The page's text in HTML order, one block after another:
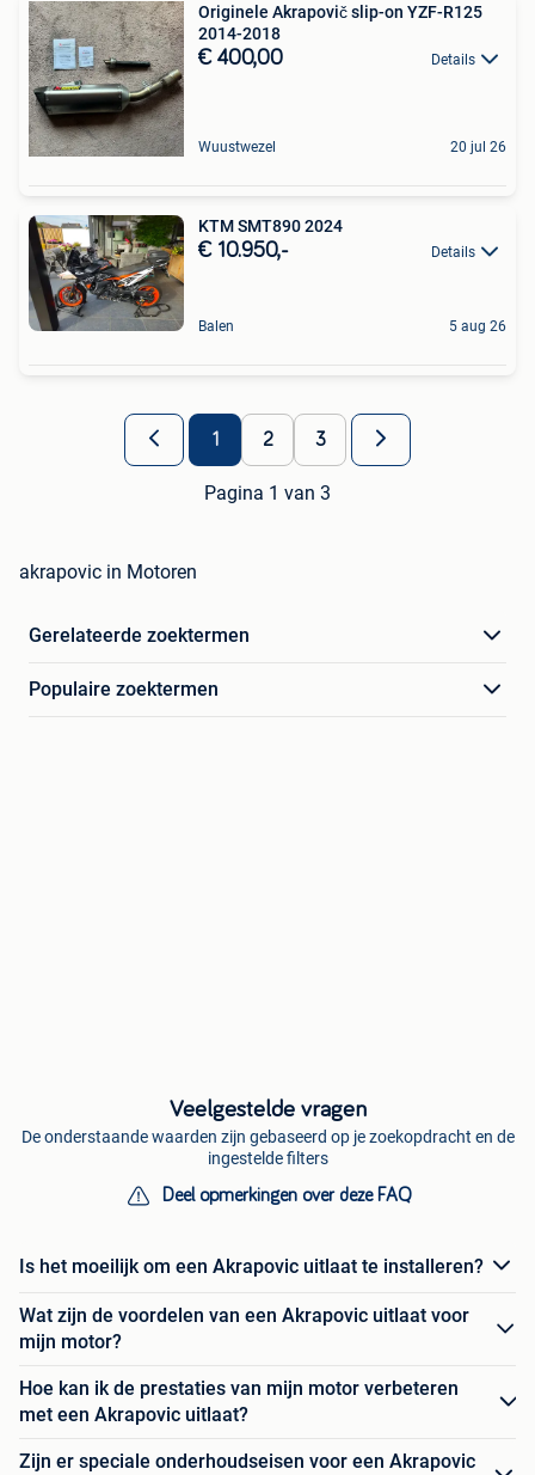
Originele Akrapovič slip-on YZF-R125
2014-2018
€ 400,00 Details
Wuustwezel 20 jul 26
KTM SMT890 2024
€ 10.950,- Details
Balen 5 aug 26
1 2 3
Pagina 1 van 3
akrapovic in Motoren
Gerelateerde zoektermen
Populaire zoektermen
Veelgestelde vragen
De onderstaande waarden zijn gebaseerd op je zoekopdracht en de
ingestelde filters
Deel opmerkingen over deze FAQ
Is het moeilijk om een Akrapovic uitlaat te installeren?
Wat zijn de voordelen van een Akrapovic uitlaat voor
mijn motor?
Hoe kan ik de prestaties van mijn motor verbeteren
met een Akrapovic uitlaat?
Zijn er speciale onderhoudseisen voor een Akrapovic